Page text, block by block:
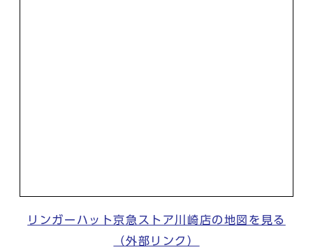
リンガーハット京急ストア川崎店の地図を見る
（外部リンク）